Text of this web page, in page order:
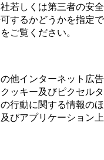
若しくは第三者の安
するかどうかを指定
ご覧ください。
他インターネット広
ッキー及びピクセル
行動に関する情報の
びアプリケーション